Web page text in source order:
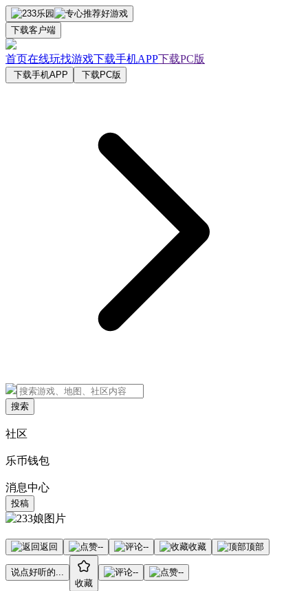
下载客户端
首页在线玩找游戏下载手机APP下载PC版
下载手机APP 下载PC版
搜索
社区
乐币钱包
消息中心
投稿
返回 -- -- 收藏 顶部
说点好听的...
收藏
-- --